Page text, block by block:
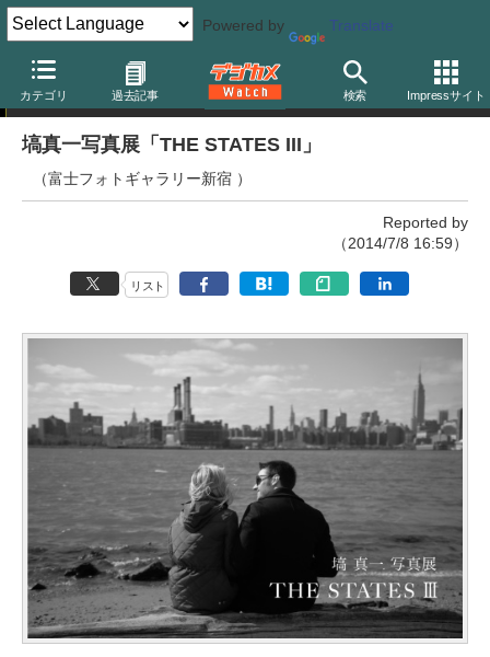
Powered by Translate
カテゴリ 過去記事 検索 Impressサイト
写真展
塙真一写真展「THE STATES III」
（富士フォトギャラリー新宿 ）
Reported by
（2014/7/8 16:59）
リスト